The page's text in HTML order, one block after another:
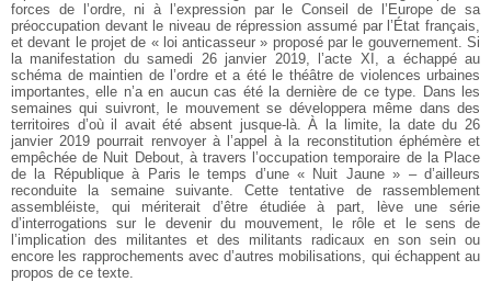
forces de l’ordre, ni à l’expression par le Conseil de l’Europe de sa
préoccupation devant le niveau de répression assumé par l’État français,
et devant le projet de « loi anticasseur » proposé par le gouvernement. Si
la manifestation du samedi 26 janvier 2019, l’acte XI, a échappé au
schéma de maintien de l’ordre et a été le théâtre de violences urbaines
importantes, elle n’a en aucun cas été la dernière de ce type. Dans les
semaines qui suivront, le mouvement se développera même dans des
territoires d’où il avait été absent jusque-là. À la limite, la date du 26
janvier 2019 pourrait renvoyer à l’appel à la reconstitution éphémère et
empêchée de Nuit Debout, à travers l’occupation temporaire de la Place
de la République à Paris le temps d’une « Nuit Jaune » – d’ailleurs
reconduite la semaine suivante. Cette tentative de rassemblement
assembléiste, qui mériterait d’être étudiée à part, lève une série
d’interrogations sur le devenir du mouvement, le rôle et le sens de
l’implication des militantes et des militants radicaux en son sein ou
encore les rapprochements avec d’autres mobilisations, qui échappent au
propos de ce texte.